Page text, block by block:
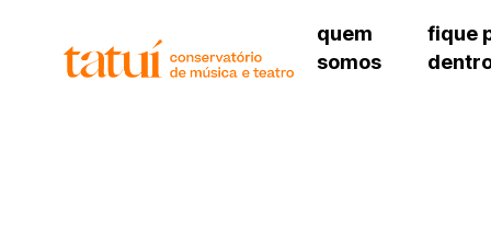
quem
somos
fique